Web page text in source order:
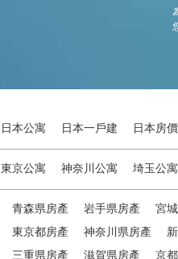
日本公寓 日本一戶建 日本房價
東京公寓 神奈川公寓 埼玉公寓
青森県房產 岩手県房產 宮
東京都房產 神奈川県房產
三重県房產 滋賀県房產 京